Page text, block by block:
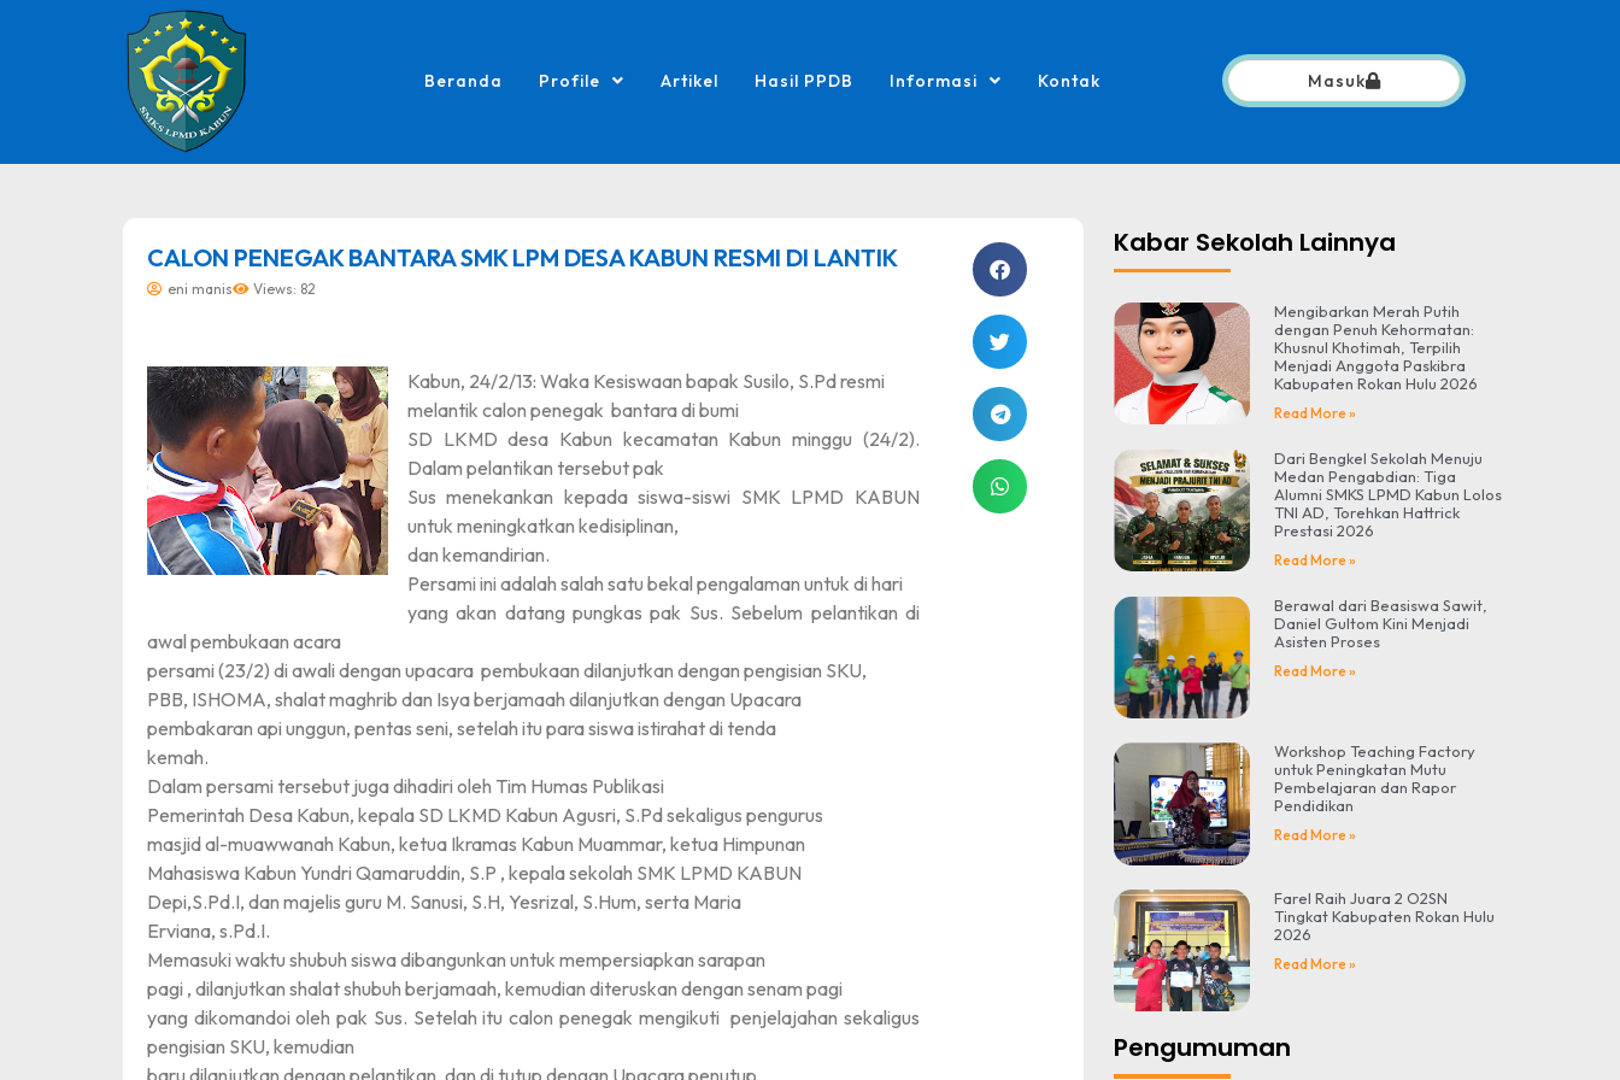
Beranda Profile Artikel Hasil PPDB Informasi Kontak Masuk
CALON PENEGAK BANTARA SMK LPM DESA KABUN RESMI DI LANTIK
eni manis Views: 82
Kabun, 24/2/13: Waka Kesiswaan bapak Susilo, S.Pd resmi
melantik calon penegak bantara di bumi
SD LKMD desa Kabun kecamatan Kabun minggu (24/2).
Dalam pelantikan tersebut pak
Sus menekankan kepada siswa-siswi SMK LPMD KABUN
untuk meningkatkan kedisiplinan,
dan kemandirian.
Persami ini adalah salah satu bekal pengalaman untuk di hari
yang akan datang pungkas pak Sus. Sebelum pelantikan di
awal pembukaan acara
persami (23/2) di awali dengan upacara pembukaan dilanjutkan dengan pengisian SKU,
PBB, ISHOMA, shalat maghrib dan Isya berjamaah dilanjutkan dengan Upacara
pembakaran api unggun, pentas seni, setelah itu para siswa istirahat di tenda
kemah.
Dalam persami tersebut juga dihadiri oleh Tim Humas Publikasi
Pemerintah Desa Kabun, kepala SD LKMD Kabun Agusri, S.Pd sekaligus pengurus
masjid al-muawwanah Kabun, ketua Ikramas Kabun Muammar, ketua Himpunan
Mahasiswa Kabun Yundri Qamaruddin, S.P , kepala sekolah SMK LPMD KABUN
Depi,S.Pd.I, dan majelis guru M. Sanusi, S.H, Yesrizal, S.Hum, serta Maria
Erviana, s.Pd.I.
Memasuki waktu shubuh siswa dibangunkan untuk mempersiapkan sarapan
pagi , dilanjutkan shalat shubuh berjamaah, kemudian diteruskan dengan senam pagi
yang dikomandoi oleh pak Sus. Setelah itu calon penegak mengikuti penjelajahan sekaligus
pengisian SKU, kemudian
Kabar Sekolah Lainnya
Mengibarkan Merah Putih
dengan Penuh Kehormatan:
Khusnul Khotimah, Terpilih
Menjadi Anggota Paskibra
Kabupaten Rokan Hulu 2026
Read More »
Dari Bengkel Sekolah Menuju
Medan Pengabdian: Tiga
Alumni SMKS LPMD Kabun Lolos
TNI AD, Torehkan Hattrick
Prestasi 2026
Read More »
Berawal dari Beasiswa Sawit,
Daniel Gultom Kini Menjadi
Asisten Proses
Read More »
Workshop Teaching Factory
untuk Peningkatan Mutu
Pembelajaran dan Rapor
Pendidikan
Read More »
Farel Raih Juara 2 O2SN
Tingkat Kabupaten Rokan Hulu
2026
Read More »
Pengumuman